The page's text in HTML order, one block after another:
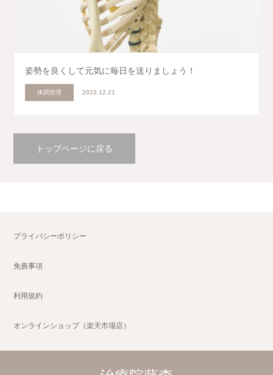
姿勢を良くして元気に毎日を送りましょう！
体調管理 2023.12.21
トップページに戻る
プライバシーポリシー
免責事項
利用規約
オンラインショップ（楽天市場店）